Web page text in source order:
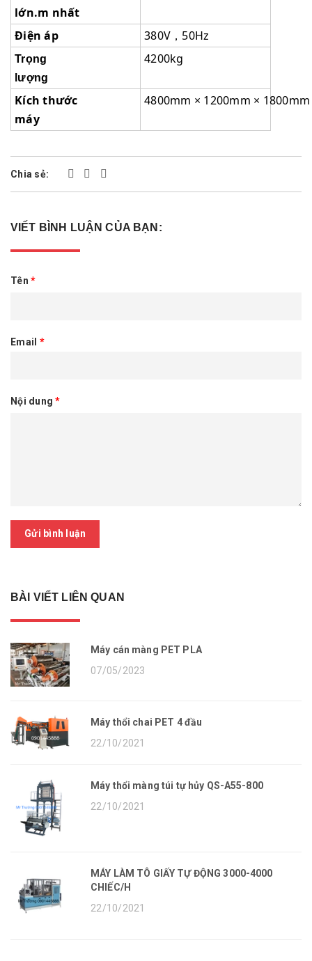
lớn.m nhất
Điện áp 380V，50Hz
Trọng
lượng
4200kg
Kích thước
máy
4800mm × 1200mm × 1800mm
Chia sẻ:
VIẾT BÌNH LUẬN CỦA BẠN:
Tên *
Email *
Nội dung*
Gửi bình luận
BÀI VIẾT LIÊN QUAN
Máy cán màng PET PLA
07/05/2023
Máy thổi chai PET 4 đầu
22/10/2021
Máy thổi màng túi tự hủy QS-A55-800
22/10/2021
MÁY LÀM TÔ GIẤY TỰ ĐỘNG 3000-4000
CHIẾC/H
22/10/2021